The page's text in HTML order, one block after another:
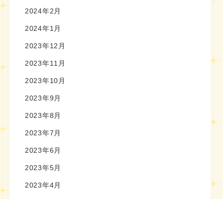
2024年2月
2024年1月
2023年12月
2023年11月
2023年10月
2023年9月
2023年8月
2023年7月
2023年6月
2023年5月
2023年4月